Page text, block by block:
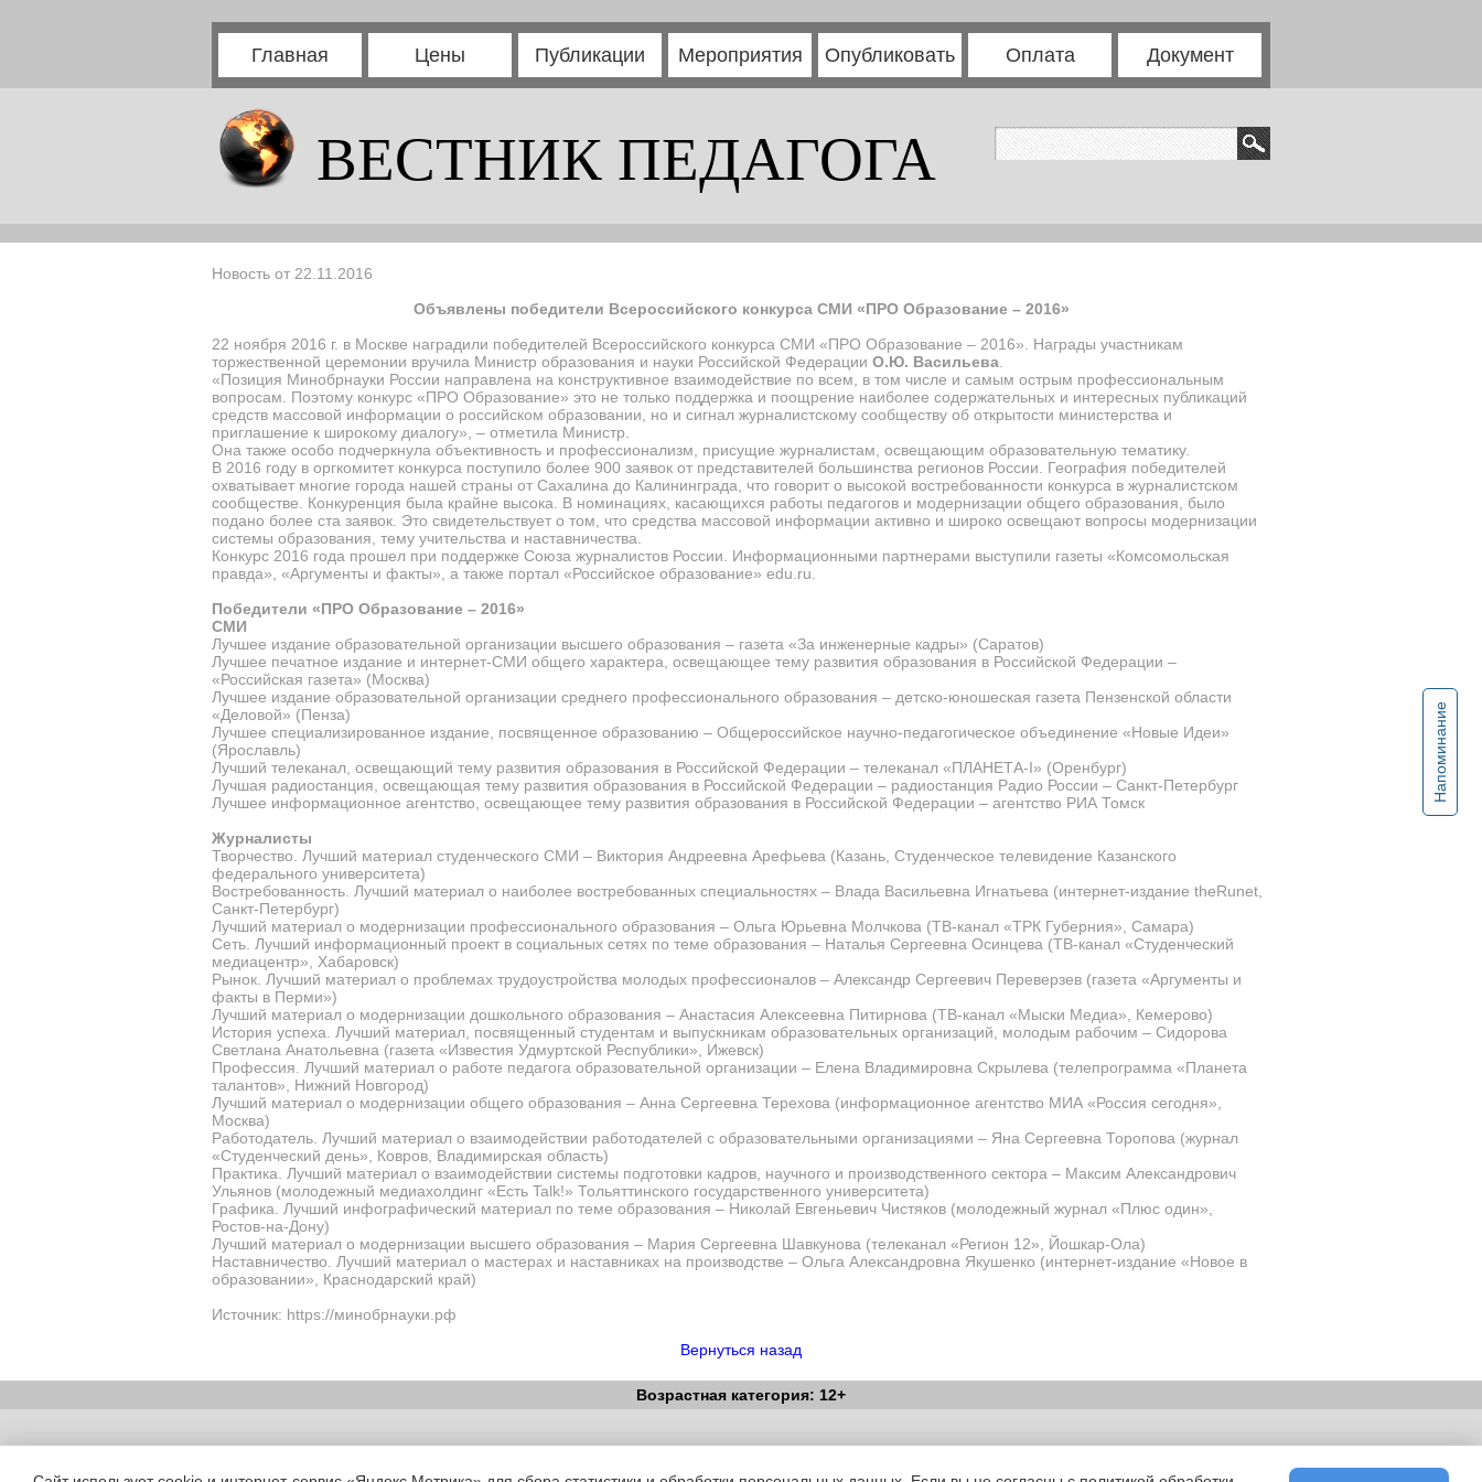
Главная Цены Публикации Мероприятия Опубликовать Оплата Документ
ВЕСТНИК ПЕДАГОГА
Напоминание
Новость от 22.11.2016
Объявлены победители Всероссийского конкурса СМИ «ПРО Образование – 2016»
22 ноября 2016 г. в Москве наградили победителей Всероссийского конкурса СМИ «ПРО Образование – 2016». Награды участникам
торжественной церемонии вручила Министр образования и науки Российской Федерации О.Ю. Васильева
«Позиция Минобрнауки России направлена на конструктивное взаимодействие по всем, в том числе и самым острым профессиональным
вопросам. Поэтому конкурс «ПРО Образование» это не только поддержка и поощрение наиболее содержательных и интересных публикаций
средств массовой информации о российском образовании, но и сигнал журналистскому сообществу об открытости министерства и
приглашение к широкому диалогу», – отметила Министр.
Она также особо подчеркнула объективность и профессионализм, присущие журналистам, освещающим образовательную тематику.
В 2016 году в оргкомитет конкурса поступило более 900 заявок от представителей большинства регионов России. География победителей
охватывает многие города нашей страны от Сахалина до Калининграда, что говорит о высокой востребованности конкурса в журналистском
сообществе. Конкуренция была крайне высока. В номинациях, касающихся работы педагогов и модернизации общего образования, было
подано более ста заявок. Это свидетельствует о том, что средства массовой информации активно и широко освещают вопросы модернизации
системы образования, тему учительства и наставничества.
Конкурс 2016 года прошел при поддержке Союза журналистов России. Информационными партнерами выступили газеты «Комсомольская
правда», «Аргументы и факты», а также портал «Российское образование» edu.ru.
Победители «ПРО Образование – 2016»
СМИ
Лучшее издание образовательной организации высшего образования – газета «За инженерные кадры» (Саратов)
Лучшее печатное издание и интернет-СМИ общего характера, освещающее тему развития образования в Российской Федерации –
«Российская газета» (Москва)
Лучшее издание образовательной организации среднего профессионального образования – детско-юношеская газета Пензенской области
«Деловой» (Пенза)
Лучшее специализированное издание, посвященное образованию – Общероссийское научно-педагогическое объединение «Новые Идеи»
(Ярославль)
Лучший телеканал, освещающий тему развития образования в Российской Федерации – телеканал «ПЛАНЕТА-I» (Оренбург)
Лучшая радиостанция, освещающая тему развития образования в Российской Федерации – радиостанция Радио России – Санкт-Петербург
Лучшее информационное агентство, освещающее тему развития образования в Российской Федерации – агентство РИА Томск
Журналисты
Творчество. Лучший материал студенческого СМИ – Виктория Андреевна Арефьева (Казань, Студенческое телевидение Казанского
федерального университета)
Востребованность. Лучший материал о наиболее востребованных специальностях – Влада Васильевна Игнатьева (интернет-издание theRunet,
Санкт-Петербург)
Лучший материал о модернизации профессионального образования – Ольга Юрьевна Молчкова (ТВ-канал «ТРК Губерния», Самара)
Сеть. Лучший информационный проект в социальных сетях по теме образования – Наталья Сергеевна Осинцева (ТВ-канал «Студенческий
медиацентр», Хабаровск)
Рынок. Лучший материал о проблемах трудоустройства молодых профессионалов – Александр Сергеевич Переверзев (газета «Аргументы и
факты в Перми»)
Лучший материал о модернизации дошкольного образования – Анастасия Алексеевна Питирнова (ТВ-канал «Мыски Медиа», Кемерово)
История успеха. Лучший материал, посвященный студентам и выпускникам образовательных организаций, молодым рабочим – Сидорова
Светлана Анатольевна (газета «Известия Удмуртской Республики», Ижевск)
Профессия. Лучший материал о работе педагога образовательной организации – Елена Владимировна Скрылева (телепрограмма «Планета
талантов», Нижний Новгород)
Лучший материал о модернизации общего образования – Анна Сергеевна Терехова (информационное агентство МИА «Россия сегодня»,
Москва)
Работодатель. Лучший материал о взаимодействии работодателей с образовательными организациями – Яна Сергеевна Торопова (журнал
«Студенческий день», Ковров, Владимирская область)
Практика. Лучший материал о взаимодействии системы подготовки кадров, научного и производственного сектора – Максим Александрович
Ульянов (молодежный медиахолдинг «Есть Talk!» Тольяттинского государственного университета)
Графика. Лучший инфографический материал по теме образования – Николай Евгеньевич Чистяков (молодежный журнал «Плюс один»,
Ростов-на-Дону)
Лучший материал о модернизации высшего образования – Мария Сергеевна Шавкунова (телеканал «Регион 12», Йошкар-Ола)
Наставничество. Лучший материал о мастерах и наставниках на производстве – Ольга Александровна Якушенко (интернет-издание «Новое в
образовании», Краснодарский край)
Источник: https://минобрнауки.рф
Вернуться назад
Возрастная категория: 12+
Copyright (c) |Вестник Педагога|Об издании|Условия|Политика конфиденциальности|E-mail